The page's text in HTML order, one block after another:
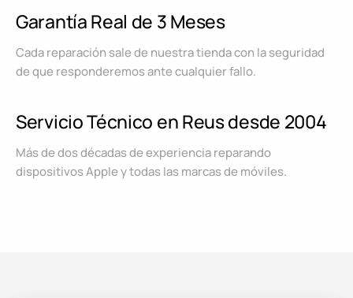
Garantía Real de 3 Meses
Cada reparación sale de nuestra tienda con la seguridad
de que responderemos ante cualquier fallo.
Servicio Técnico en Reus desde 2004
Más de dos décadas de experiencia reparando
dispositivos Apple y todas las marcas de móviles.